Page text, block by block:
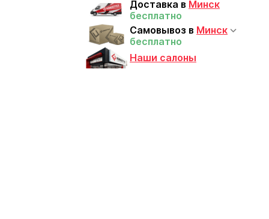
Доставка в Минск
бесплатно
Самовывоз в Минск
бесплатно
Наши салоны